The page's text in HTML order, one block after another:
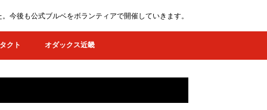
今後も公式ブルベをボランティアで開催していきます。
クト オダックス近畿